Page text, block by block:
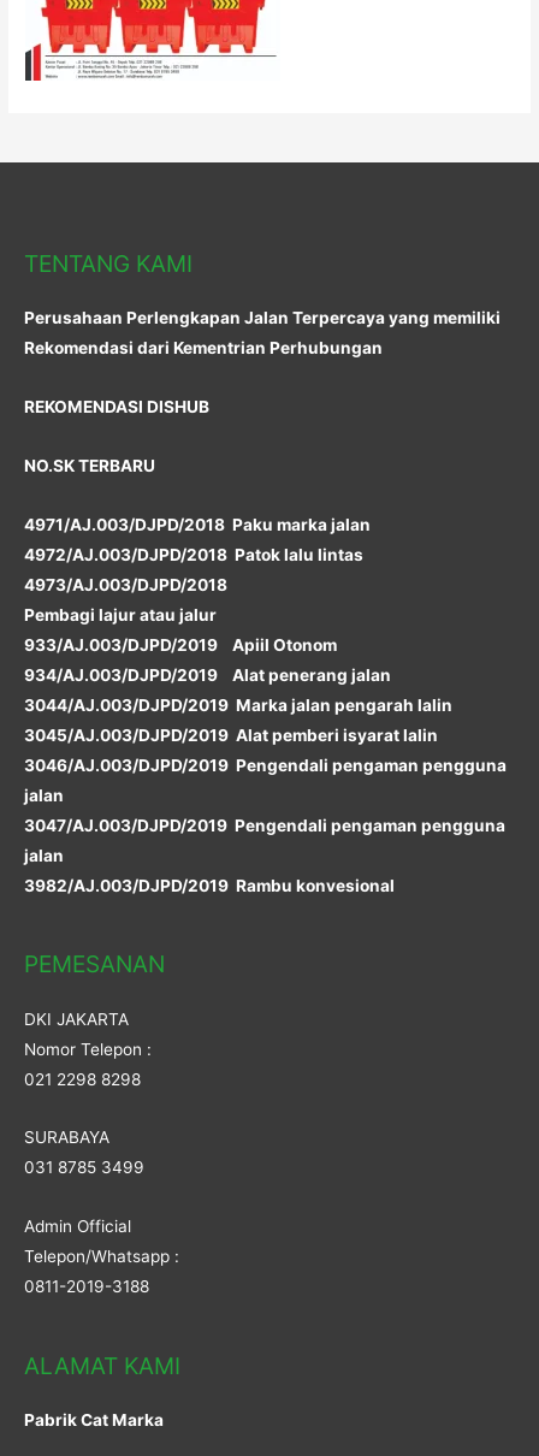
TENTANG KAMI
Perusahaan Perlengkapan Jalan Terpercaya yang memiliki
Rekomendasi dari Kementrian Perhubungan
REKOMENDASI DISHUB
NO.SK TERBARU
4971/AJ.003/DJPD/2018 Paku marka jalan
4972/AJ.003/DJPD/2018 Patok lalu lintas
4973/AJ.003/DJPD/2018
Pembagi lajur atau jalur
933/AJ.003/DJPD/2019 Apiil Otonom
934/AJ.003/DJPD/2019 Alat penerang jalan
3044/AJ.003/DJPD/2019 Marka jalan pengarah lalin
3045/AJ.003/DJPD/2019 Alat pemberi isyarat lalin
3046/AJ.003/DJPD/2019 Pengendali pengaman pengguna
jalan
3047/AJ.003/DJPD/2019 Pengendali pengaman pengguna
jalan
3982/AJ.003/DJPD/2019 Rambu konvesional
PEMESANAN
DKI JAKARTA
Nomor Telepon :
021 2298 8298
SURABAYA
031 8785 3499
Admin Official
Telepon/Whatsapp :
0811-2019-3188
ALAMAT KAMI
Pabrik Cat Marka